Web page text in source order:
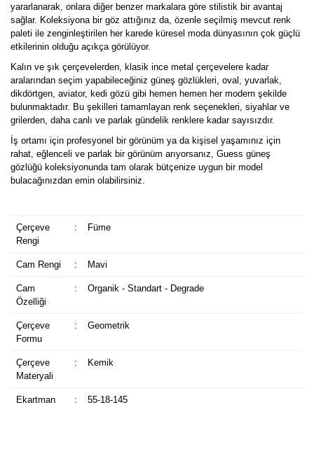
yararlanarak, onlara diğer benzer markalara göre stilistik bir avantaj
sağlar. Koleksiyona bir göz attığınız da, özenle seçilmiş mevcut renk
paleti ile zenginleştirilen her karede küresel moda dünyasının çok güçlü
etkilerinin olduğu açıkça görülüyor.
Kalın ve şık çerçevelerden, klasik ince metal çerçevelere kadar
aralarından seçim yapabileceğiniz güneş gözlükleri, oval, yuvarlak,
dikdörtgen, aviator, kedi gözü gibi hemen hemen her modern şekilde
bulunmaktadır. Bu şekilleri tamamlayan renk seçenekleri, siyahlar ve
grilerden, daha canlı ve parlak gündelik renklere kadar sayısızdır.
İş ortamı için profesyonel bir görünüm ya da kişisel yaşamınız için
rahat, eğlenceli ve parlak bir görünüm arıyorsanız, Guess güneş
gözlüğü koleksiyonunda tam olarak bütçenize uygun bir model
bulacağınızdan emin olabilirsiniz.
Çerçeve
Rengi
: Füme
Cam Rengi : Mavi
Cam
Özelliği
: Organik - Standart - Degrade
Çerçeve
Formu
: Geometrik
Çerçeve
Materyali
: Kemik
Ekartman : 55-18-145